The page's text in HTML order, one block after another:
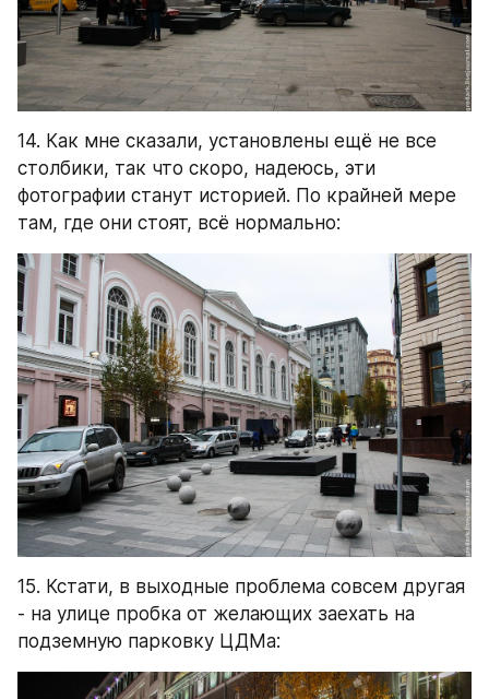
14. Как мне сказали, установлены ещё не все
столбики, так что скоро, надеюсь, эти
фотографии станут историей. По крайней мере
там, где они стоят, всё нормально:
15. Кстати, в выходные проблема совсем другая
- на улице пробка от желающих заехать на
подземную парковку ЦДМа: